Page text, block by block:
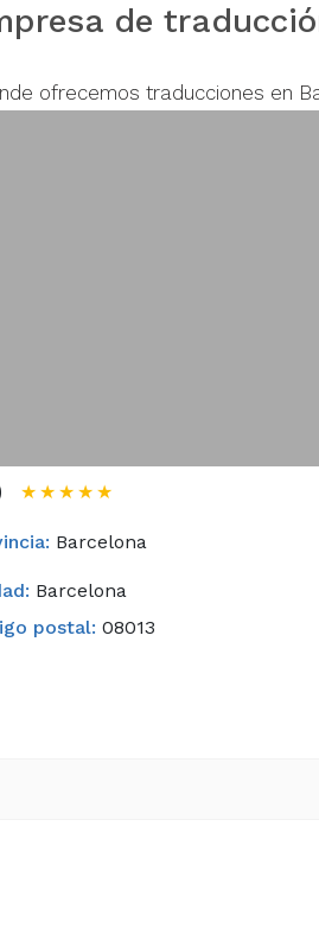
de
ofrecemos traducciones en
★★★★★
Barcelona
Barcelona
postal: 08013